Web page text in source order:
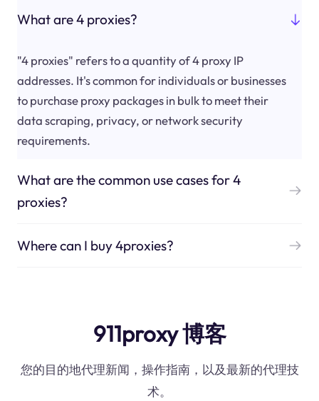
What are 4 proxies?
"4 proxies" refers to a quantity of 4 proxy IP
addresses. It's common for individuals or businesses
to purchase proxy packages in bulk to meet their
data scraping, privacy, or network security
requirements.
What are the common use cases for 4
proxies?
Where can I buy 4proxies?
911proxy 博客
您的目的地代理新闻，操作指南，以及最新的代理技
术。